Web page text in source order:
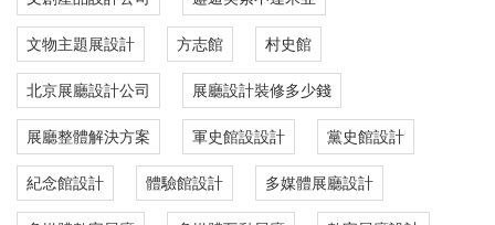
文物主題展設計 方志館 村史館
北京展廳設計公司 展廳設計裝修多少錢
展廳整體解決方案 軍史館設設計 黨史館設計
紀念館設計 體驗館設計 多媒體展廳設計